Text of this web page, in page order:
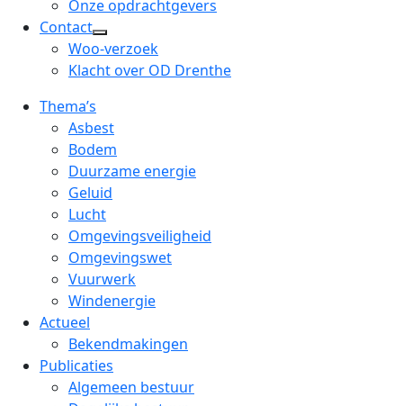
dropdown
menu
Onze opdrachtgevers
Contact
open
dropdown
Woo-verzoek
Klacht over OD Drenthe
Thema’s
Asbest
Bodem
Duurzame energie
Geluid
Lucht
Omgevingsveiligheid
Omgevingswet
Vuurwerk
Windenergie
Actueel
Bekendmakingen
Publicaties
Algemeen bestuur